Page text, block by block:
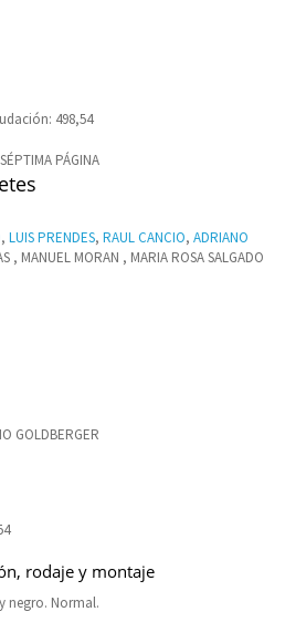
498,54
, LUIS PRENDES, RAUL CANCIO, ADRIANO
, MANUEL MORAN , MARIA ROSA SALGADO
GOLDBERGER
rodaje y montaje
negro. Normal.